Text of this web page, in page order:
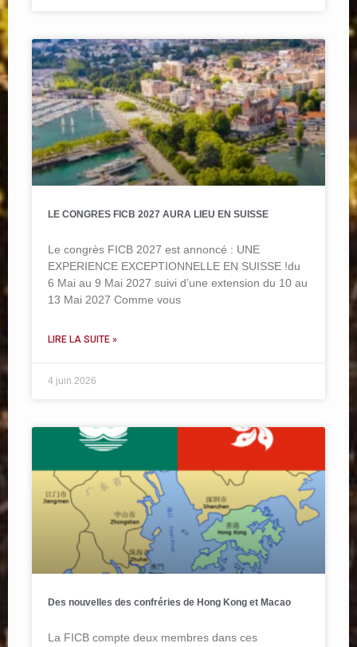
LE CONGRES FICB 2027 AURA LIEU EN SUISSE
Le congrès FICB 2027 est annoncé : UNE
EXPERIENCE EXCEPTIONNELLE EN SUISSE !du
6 Mai au 9 Mai 2027 suivi d’une extension du 10 au
13 Mai 2027 Comme vous
LIRE LA SUITE »
4 juin 2026
Des nouvelles des confréries de Hong Kong et Macao
La FICB compte deux membres dans ces